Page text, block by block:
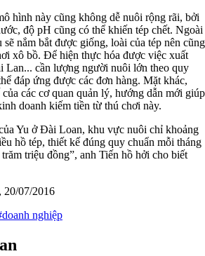
hình này cũng không dễ nuôi rộng rãi, bởi
độ pH cũng có thể khiến tép chết. Ngoài
nắm bắt được giống, loài của tép nên cũng
xô bồ. Để hiện thực hóa được việc xuất
Lan... cần lượng người nuôi lớn theo quy
đáp ứng được các đơn hàng. Mặt khác,
các cơ quan quản lý, hướng dẫn mới giúp
doanh kiếm tiền từ thú chơi này.
Yu ở Đài Loan, khu vực nuôi chỉ khoảng
hồ tép, thiết kế đúng quy chuẩn mỗi tháng
triệu đồng”, anh Tiến hồ hởi cho biết
20/07/2016
nghiệp